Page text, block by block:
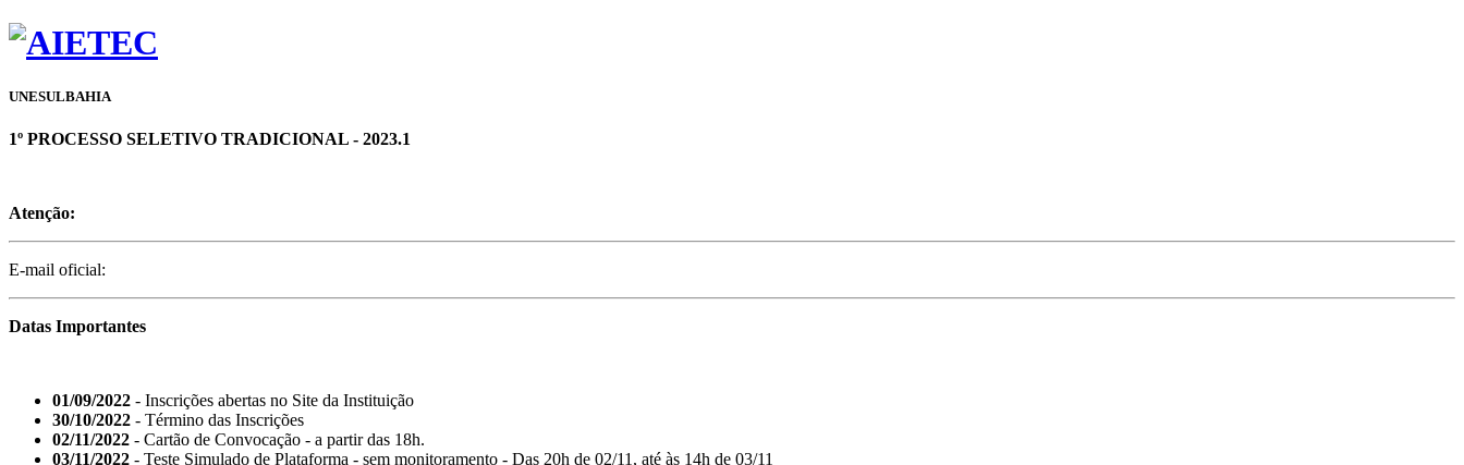
UNESULBAHIA
1º PROCESSO SELETIVO TRADICIONAL - 2023.1
Atenção:
E-mail oficial:
Datas Importantes
01/09/2022 - Inscrições abertas no Site da Instituição
30/10/2022 - Término das Inscrições
02/11/2022 - Cartão de Convocação - a partir das 18h.
03/11/2022 - Teste Simulado de Plataforma - sem monitoramento - Das 20h de 02/11, até às 14h de 03/11